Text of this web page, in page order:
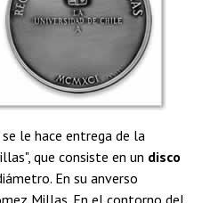
le hace entrega de la
que consiste en un disco
En su anverso